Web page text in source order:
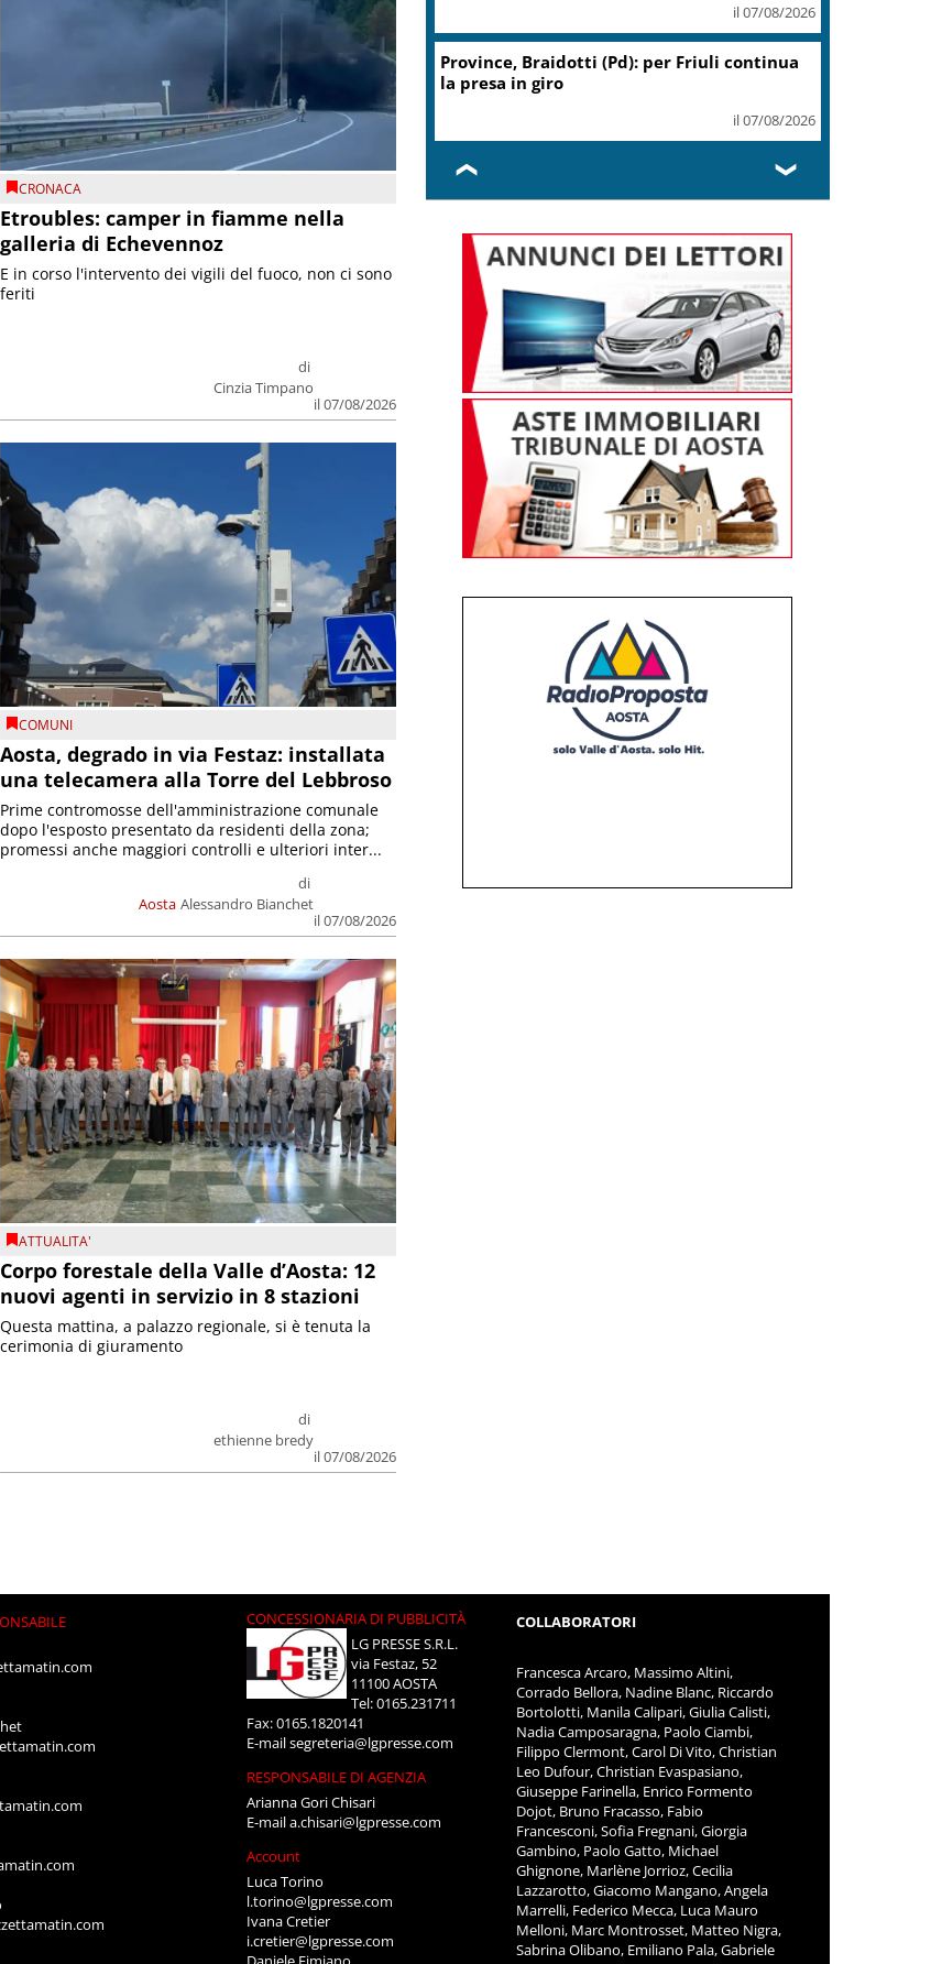
CRONACA
Etroubles: camper in fiamme nella
galleria di Echevennoz
di
Cinzia Timpano
il 07/08/2026
E in corso l'intervento dei vigili del fuoco, non ci sono
feriti
COMUNI
Aosta, degrado in via Festaz: installata
una telecamera alla Torre del Lebbroso
Aosta
di
Alessandro Bianchet
il 07/08/2026
Prime contromosse dell'amministrazione comunale
dopo l'esposto presentato da residenti della zona;
promessi anche maggiori controlli e ulteriori inter...
ATTUALITA'
Corpo forestale della Valle d’Aosta: 12
nuovi agenti in servizio in 8 stazioni
di
ethienne bredy
il 07/08/2026
Questa mattina, a palazzo regionale, si è tenuta la
cerimonia di giuramento
il 07/08/2026
Province, Braidotti (Pd): per Friuli continua
la presa in giro
il 07/08/2026
❮ ❯
CONCESSIONARIA DI PUBBLICITÀ
LG PRESSE S.R.L.
via Festaz, 52
11100 AOSTA
Tel: 0165.231711
Fax: 0165.1820141
E-mailsegreteria@lgpresse.com
RESPONSABILE DI AGENZIA
Arianna Gori Chisari
E-maila.chisari@lgpresse.com
Account
Luca Torino
l.torino@lgpresse.com
Ivana Cretier
i.cretier@lgpresse.com
COLLABORATORI
Francesca Arcaro, Massimo Altini,
Corrado Bellora, Nadine Blanc, Riccardo
Bortolotti, Manila Calipari, Giulia Calisti,
Nadia Camposaragna, Paolo Ciambi,
Filippo Clermont, Carol Di Vito, Christian
Leo Dufour, Christian Evaspasiano,
Giuseppe Farinella, Enrico Formento
Dojot, Bruno Fracasso, Fabio
Francesconi, Sofia Fregnani, Giorgia
Gambino, Paolo Gatto, Michael
Ghignone, Marlène Jorrioz, Cecilia
Lazzarotto, Giacomo Mangano, Angela
Marrelli, Federico Mecca, Luca Mauro
Melloni, Marc Montrosset, Matteo Nigra,
Sabrina Olibano, Emiliano Pala, Gabriele